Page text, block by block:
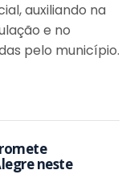
auxiliando na
e no
pelo município.
neste